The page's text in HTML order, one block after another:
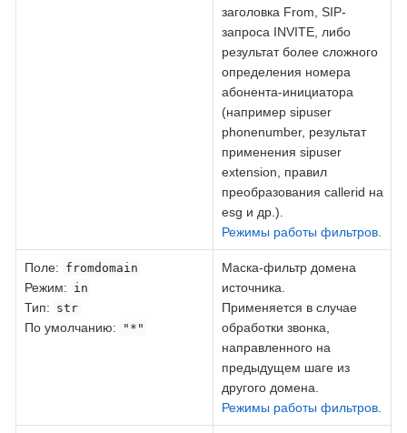
заголовка From, SIP-
запроса INVITE, либо
результат более сложного
определения номера
абонента-инициатора
(например sipuser
phonenumber, результат
применения sipuser
extension, правил
преобразования callerid на
esg и др.).
Режимы работы фильтров.
Поле: fromdomain
Режим: in
Тип: str
По умолчанию: "*"
Маска-фильтр домена
источника.
Применяется в случае
обработки звонка,
направленного на
предыдущем шаге из
другого домена.
Режимы работы фильтров.